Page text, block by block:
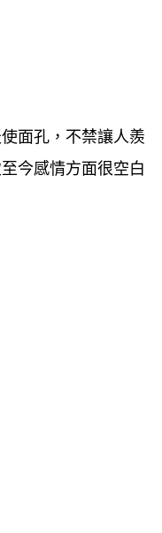
面孔，不禁讓人羨
今感情方面很空白